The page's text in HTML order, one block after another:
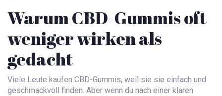
Warum CBD-Gummis oft
weniger wirken als
gedacht
Viele Leute kaufen CBD-Gummis, weil sie sie einfach und
geschmackvoll finden. Aber wenn du nach einer klaren